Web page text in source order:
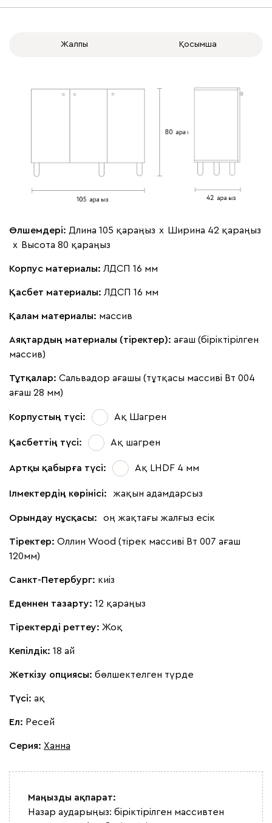
Жалпы Қосымша
Өлшемдері: Длина 105 қараңыз х Ширина 42 қараңыз
х Высота 80 қараңыз
Корпус материалы: ЛДСП 16 мм
Қасбет материалы: ЛДСП 16 мм
Қалам материалы: массив
Аяқтардың материалы (тіректер): ағаш (біріктірілген
массив)
Тұтқалар: Сальвадор ағашы (тұтқасы массиві Вт 004
ағаш 28 мм)
Корпустың түсі: Ақ Шагрен
Қасбеттің түсі: Ақ шагрен
Артқы қабырға түсі: Ақ LHDF 4 мм
Ілмектердің көрінісі: жақын адамдарсыз
Орындау нұсқасы: оң жақтағы жалғыз есік
Тіректер: Оллин Wood (тірек массиві Вт 007 ағаш
120мм)
Санкт-Петербург: киіз
Еденнен тазарту: 12 қараңыз
Тіректерді реттеу: Жоқ
Кепілдік: 18 ай
Жеткізу опциясы: бөлшектелген түрде
Түсі: ақ
Ел: Ресей
Серия: Ханна
Маңызды ақпарат:
Назар аударыңыз: біріктірілген массивтен